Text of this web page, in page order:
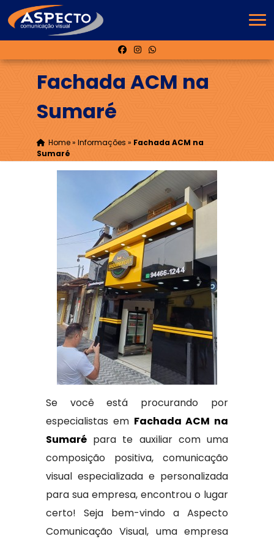
Fachada ACM na
Sumaré
Home» Informações » Fachada ACM na
Sumaré
Se você está procurando por
especialistas em Fachada ACM na
Sumarépara te auxiliar com uma
composição positiva, comunicação
visual especializada e personalizada
para sua empresa, encontrou o lugar
certo! Seja bem-vindo a Aspecto
Comunicação Visual, uma empresa